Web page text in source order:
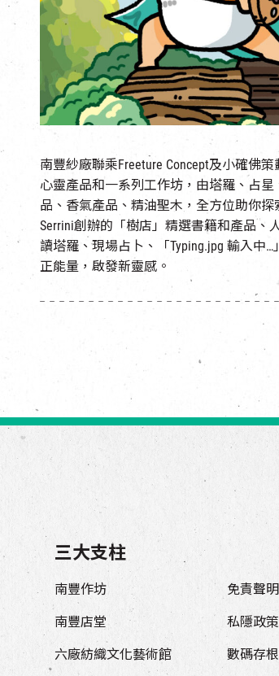
南豐紗廠聯乘Freeture Concept及小確佛
心靈產品和一系列工作坊，由塔羅、占
品、香氣產品、精油聖木，全方位助你
Serrini創辦的「樹店」精選書籍和產品、
讀塔羅、現場占卜、「Typing.jpg 輸入中
正能量，啟發新靈感。
三大支柱
南豐作坊
南豐店堂
六廠紡織文化藝術館
免責聲明
私隱政策
數碼存